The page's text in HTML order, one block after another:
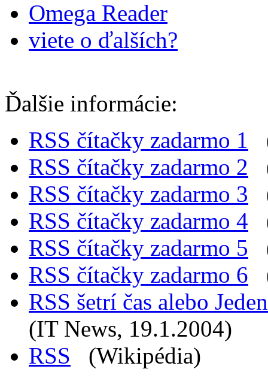
Omega Reader
viete o ďalších?
Ďalšie informácie:
RSS čítačky zadarmo 1
RSS čítačky zadarmo 2
RSS čítačky zadarmo 3
RSS čítačky zadarmo 4
RSS čítačky zadarmo 5
RSS čítačky zadarmo 6
RSS šetrí čas alebo
(IT News, 19.1.2004)
RSS (Wikipédia)